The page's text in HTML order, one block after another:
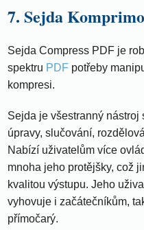
7. Sejda
Sejda Compress PDF je
spektru PDF potřeby
kompresi.
Sejda je všestranný nástroj
úpravy, slučování,
Nabízí uživatelům více
mnoha jeho protějšky, což
kvalitou výstupu. Jeho
vyhovuje i začátečníkům,
přímočarý.